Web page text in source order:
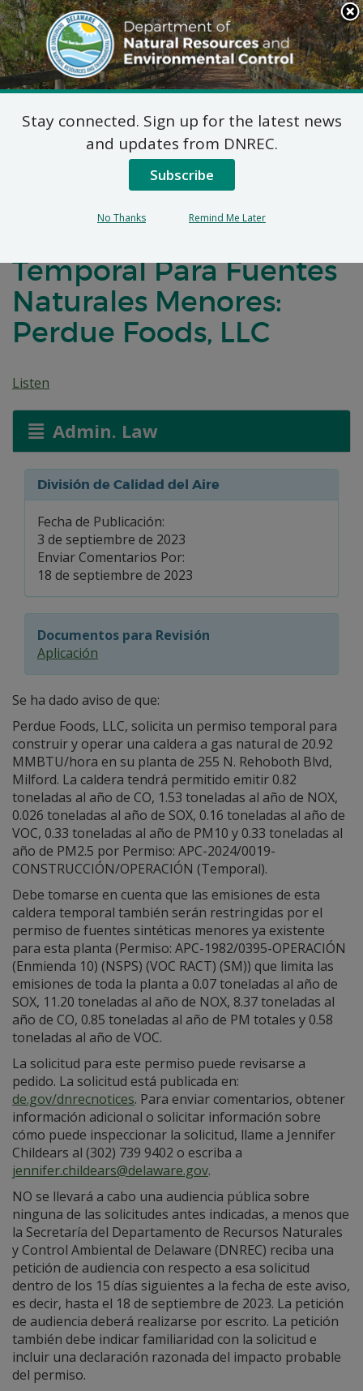
Search
This
Site
DNREC Menu
Título 7 del Código
Administrativo de
Delaware, Artículo 1102
Temporal Para Fuentes
Naturales Menores:
Perdue Foods, LLC
Listen
Admin. Law
División de Calidad del Aire
Fecha de Publicación:
3 de septiembre de 2023
Enviar Comentarios Por:
18 de septiembre de 2023
Documentos para Revisión
Aplicación
Se ha dado aviso de que:
Perdue Foods, LLC, solicita un permiso temporal para
construir y operar una caldera a gas natural de 20.92
MMBTU/hora en su planta de 255 N. Rehoboth Blvd,
Milford. La caldera tendrá permitido emitir 0.82
toneladas al año de CO, 1.53 toneladas al año de NOX,
0.026 toneladas al año de SOX, 0.16 toneladas al año de
VOC, 0.33 toneladas al año de PM10 y 0.33 toneladas al
año de PM2.5 por Permiso: APC-2024/0019-
CONSTRUCCIÓN/OPERACIÓN (Temporal).
Debe tomarse en cuenta que las emisiones de esta
caldera temporal también serán restringidas por el
permiso de fuentes sintéticas menores ya existente
para esta planta (Permiso: APC-1982/0395-OPERACIÓN
(Enmienda 10) (NSPS) (VOC RACT) (SM)) que limita las
emisiones de toda la planta a 0.07 toneladas al año de
SOX, 11.20 toneladas al año de NOX, 8.37 toneladas al
año de CO, 0.85 toneladas al año de PM totales y 0.58
toneladas al año de VOC.
La solicitud para este permiso puede revisarse a
pedido. La solicitud está publicada en:
de.gov/dnrecnotices. Para enviar comentarios, obtener
información adicional o solicitar información sobre
cómo puede inspeccionar la solicitud, llame a Jennifer
Childears al (302) 739 9402 o escriba a
jennifer.childears@delaware.gov.
NO se llevará a cabo una audiencia pública sobre
ninguna de las solicitudes antes indicadas, a menos que
la Secretaría del Departamento de Recursos Naturales
y Control Ambiental de Delaware (DNREC) reciba una
petición de audiencia con respecto a esa solicitud
dentro de los 15 días siguientes a la fecha de este aviso,
es decir, hasta el 18 de septiembre de 2023. La petición
de audiencia deberá realizarse por escrito. La petición
también debe indicar familiaridad con la solicitud e
incluir una declaración razonada del impacto probable
del permiso.
Stay connected. Sign up for the latest news
and updates from DNREC.
Subscribe
No Thanks Remind Me Later